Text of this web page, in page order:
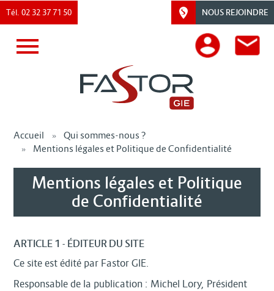
Tél. 02 32 37 71 50
En-
Site
NOUS REJOINDRE
En-
tête
Accueil
Qui sommes-nous ?
Mentions légales et Politique de Confidentialité
Mentions légales et Politique
de Confidentialité
ARTICLE 1 - ÉDITEUR DU SITE
Ce site est édité par Fastor GIE.
Responsable de la publication : Michel Lory, Président